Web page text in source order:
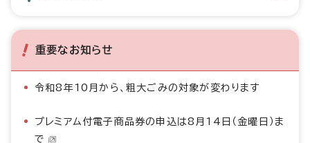
重要なお知らせ
令和8年10月から、粗大ごみの対象が変わります
プレミアム付電子商品券の申込は8月14日（金曜日）ま
で